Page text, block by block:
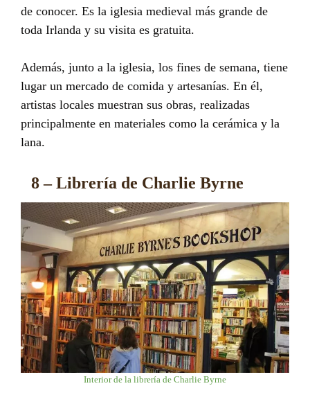
de conocer. Es la iglesia medieval más grande de
toda Irlanda y su visita es gratuita.
Además, junto a la iglesia, los fines de semana, tiene
lugar un mercado de comida y artesanías. En él,
artistas locales muestran sus obras, realizadas
principalmente en materiales como la cerámica y la
lana.
8 – Librería de Charlie Byrne
Interior de la librería de Charlie Byrne